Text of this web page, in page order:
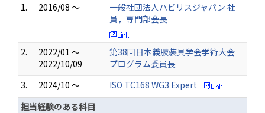
1.
2016/08 ～
一般社団法人ハビリスジャパン 社
員，専門部会長
2.
2022/01 ～
2022/10/09
第38回日本義肢装具学会学術大会
プログラム委員長
3.
2024/10 ～
ISO TC168 WG3 Expert
担当経験のある科目